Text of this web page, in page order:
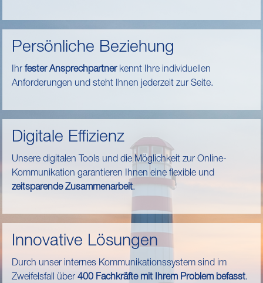
Persönliche Beziehung
Ihr fester Ansprechpartnerkennt Ihre individuellen
Anforderungen und steht Ihnen jederzeit zur Seite.
Digitale Effizienz
Unsere digitalen Tools und die Möglichkeit zur Online-
Kommunikation garantieren Ihnen eine flexible und
zeitsparende Zusammenarbeit.
Innovative Lösungen
Durch unser internes Kommunikationssystem sind im
Zweifelsfall über 400 Fachkräfte mit Ihrem Problem befasst.